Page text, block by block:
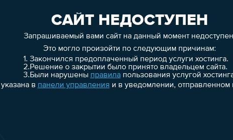
САЙТ НЕДОСТУПЕН
Запрашиваемый вами сайт на данный момент
Это могло произойти по следующим причинам:
1. Закончился предоплаченный период услуги хостинга.
2.Решение о закрытии было принято владельцем сайта.
3.Были нарушены правилапользования услугой
в панели управления и в уведомлении, отправленном